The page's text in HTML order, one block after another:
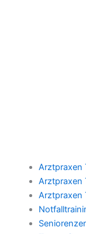
Arztpraxen
Arztpraxen
Arztpraxen